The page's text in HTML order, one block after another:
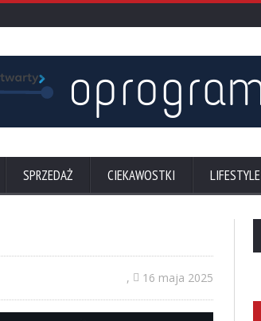
SPRZEDAŻ CIEKAWOSTKI LIFESTYLE
, 16 maja 2025